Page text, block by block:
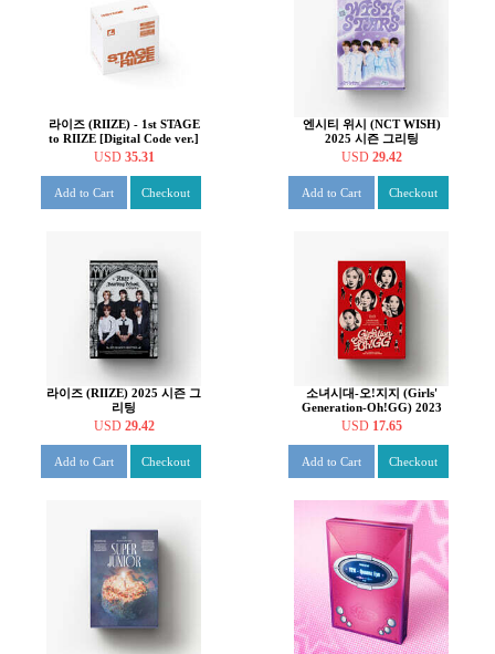
라이즈 (RIIZE) - 1st STAGE
to RIIZE [Digital Code ver.]
USD 35.31
Add to Cart Checkout
엔시티 위시 (NCT WISH)
2025 시즌 그리팅
USD 29.42
Add to Cart Checkout
라이즈 (RIIZE) 2025 시즌 그
리팅
USD 29.42
Add to Cart Checkout
소녀시대-오!지지 (Girls'
Generation-Oh!GG) 2023
시즌 그리팅
USD 17.65
Add to Cart Checkout